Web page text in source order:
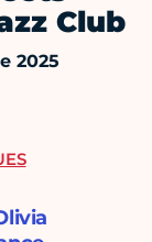
Club
2025